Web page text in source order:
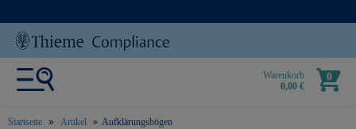
Warenkorb
0,00 €
0
Startseite Artikel Aufklärungsbögen